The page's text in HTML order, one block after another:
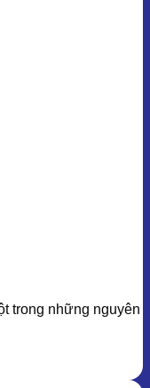
trong những nguyên